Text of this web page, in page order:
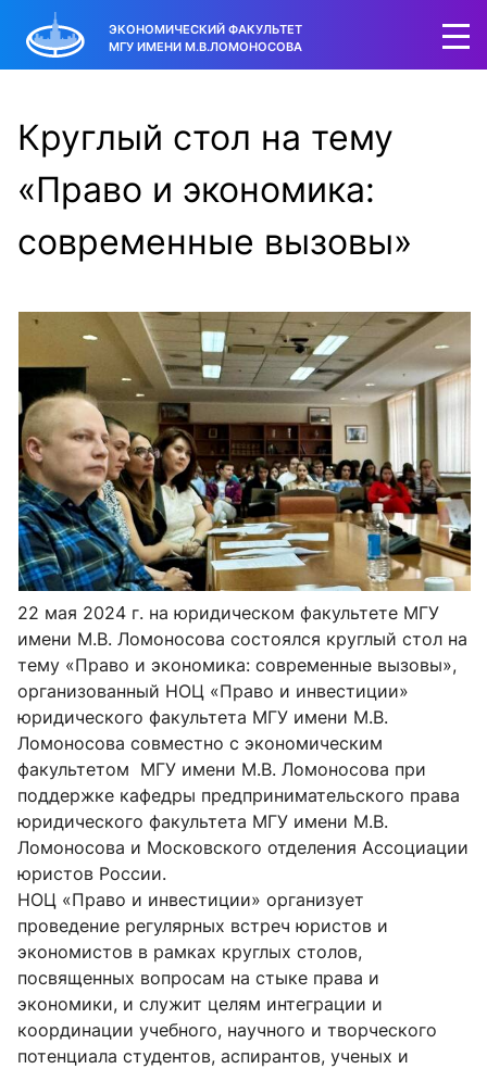
ЭКОНОМИЧЕСКИЙ ФАКУЛЬТЕТ
МГУ ИМЕНИ М.В.ЛОМОНОСОВА
Круглый стол на тему
«Право и экономика:
современные вызовы»
22 мая 2024 г. на юридическом факультете МГУ
имени М.В. Ломоносова состоялся круглый стол на
тему «Право и экономика: современные вызовы»,
организованный НОЦ «Право и инвестиции»
юридического факультета МГУ имени М.В.
Ломоносова совместно с экономическим
факультетом МГУ имени М.В. Ломоносова при
поддержке кафедры предпринимательского права
юридического факультета МГУ имени М.В.
Ломоносова и Московского отделения Ассоциации
юристов России.
НОЦ «Право и инвестиции» организует
проведение регулярных встреч юристов и
экономистов в рамках круглых столов,
посвященных вопросам на стыке права и
экономики, и служит целям интеграции и
координации учебного, научного и творческого
потенциала студентов, аспирантов, ученых и